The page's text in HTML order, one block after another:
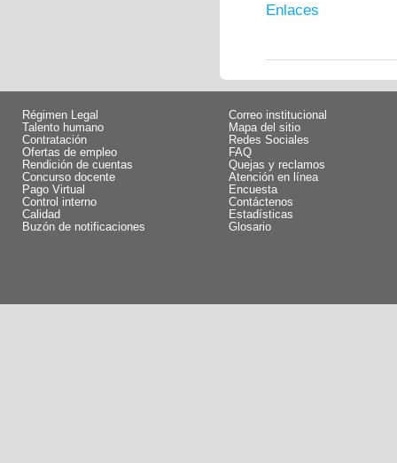
Enlaces
Régimen Legal
Talento humano
Contratación
Ofertas de empleo
Rendición de cuentas
Concurso docente
Pago Virtual
Control interno
Calidad
Buzón de notificaciones
Correo institucional
Mapa del sitio
Redes Sociales
FAQ
Quejas y reclamos
Atención en línea
Encuesta
Contáctenos
Estadísticas
Glosario